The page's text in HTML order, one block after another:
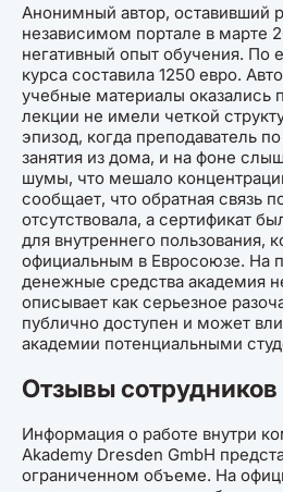
Анонимный автор, оставивший
независимом портале в марте
негативный опыт обучения. По
курса составила 1250 евро.
учебные материалы оказались
лекции не имели четкой
эпизод, когда преподаватель
занятия из дома, и на фоне
шумы, что мешало
сообщает, что обратная связь
отсутствовала, а сертификат
для внутреннего пользования,
официальным в Евросоюзе. На
денежные средства академия
описывает как серьезное
публично доступен и может
академии потенциальными
Отзывы сотрудников
Информация о работе внутри
Akademy Dresden GmbH
ограниченном объеме. На